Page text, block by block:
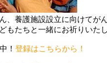
、養護施設設立に向けてが
もたちと一緒にお祈りいたし
！登録はこちらから！